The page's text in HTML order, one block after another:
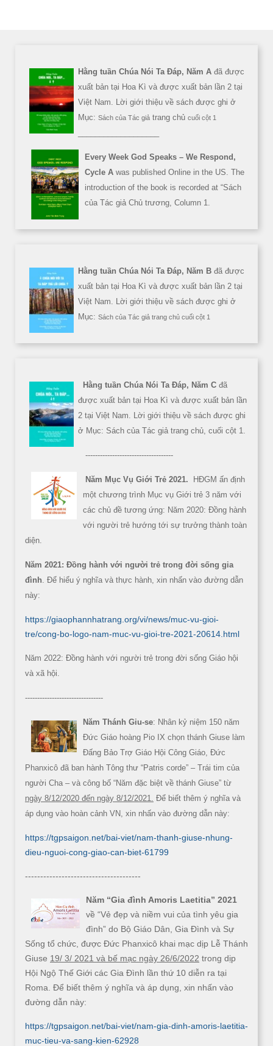
Hằng tuần Chúa Nói Ta Đáp, Năm A đã được
xuất bản tại Hoa Kì và được xuất bản lần 2 tại
Việt Nam. Lời giới thiệu về sách được ghi ở
Mục: Sách của Tác giả trang chủ cuối cột 1
Every Week God Speaks – We Respond,
Cycle A was published Online in the US. The
introduction of the book is recorded at “Sách
của Tác giả Chủ trương, Column 1.
Hằng tuần Chúa Nói Ta Đáp, Năm B đã được
xuất bản tại Hoa Kì và được xuất bản lần 2 tại
Việt Nam. Lời giới thiệu về sách được ghi ở
Mục: Sách của Tác giả trang chủ cuối cột 1
Hằng tuần Chúa Nói Ta Đáp, Năm C đã
được xuất bản tại Hoa Kì và được xuất bản lần
2 tại Việt Nam. Lời giới thiệu về sách được ghi
ở Mục: Sách của Tác giả trang chủ, cuối cột 1.
------------------------------------
Năm Mục Vụ Giới Trẻ 2021.
HĐGM ấn định
một chương trình Mục vụ Giới trẻ 3 năm với
các chủ đề tương ứng: Năm 2020: Đồng hành
với người trẻ hướng tới sự trưởng thành toàn
diện.
Năm 2021: Đồng hành với người trẻ trong đời sống gia
đình . Để hiểu ý nghĩa và thực hành, xin nhấn vào đường dẫn
này:
https://giaophannhatrang.org/vi/news/muc-vu-gioi-
tre/cong-bo-logo-nam-muc-vu-gioi-tre-2021-20614.html
Năm 2022: Đồng hành với người trẻ trong đời sống Giáo hội
và xã hội.
--------------------------------
Năm Thánh Giu-se: Nhân kỷ niệm 150 năm
Đức Giáo hoàng Pio IX chọn thánh Giuse làm
Đấng Bảo Trợ Giáo Hội Công Giáo, Đức
Phanxicô đã ban hành Tông thư “Patris corde” – Trái tim của
người Cha – và công bố “Năm đặc biệt về thánh Giuse” từ
ngày 8/12/2020 đến ngày 8/12/2021.
Để biết thêm ý nghĩa và
áp dụng vào hoàn cảnh VN, xin nhấn vào đường dẫn này:
https://tgpsaigon.net/bai-viet/nam-thanh-giuse-nhung-
dieu-nguoi-cong-giao-can-biet-61799
--------------------------------------
Năm “Gia đình Amoris Laetitia” 2021
về “Vẻ đẹp và niềm vui của tình yêu gia
đình” do Bộ Giáo Dân, Gia Đình và Sự
Sống tổ chức, được Đức Phanxicô khai mạc dịp Lễ Thánh
Giuse 19/ 3/ 2021 và bế mạc ngày 26/6/2022 trong dịp
Hội Ngộ Thế Giới các Gia Đình lần thứ 10 diễn ra tại
Roma. Để biết thêm ý nghĩa và áp dụng, xin nhấn vào
đường dẫn này:
https://tgpsaigon.net/bai-viet/nam-gia-dinh-amoris-laetitia-
muc-tieu-va-sang-kien-62928